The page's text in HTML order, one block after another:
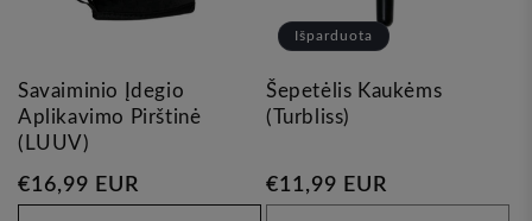
Savaiminio Įdegio
Aplikavimo Pirštinė
(LUUV)
Įprasta
kaina
€16,99 EUR
Išparduota
Šepetėlis Kaukėms
(Turbliss)
Įprasta
kaina
€11,99 EUR